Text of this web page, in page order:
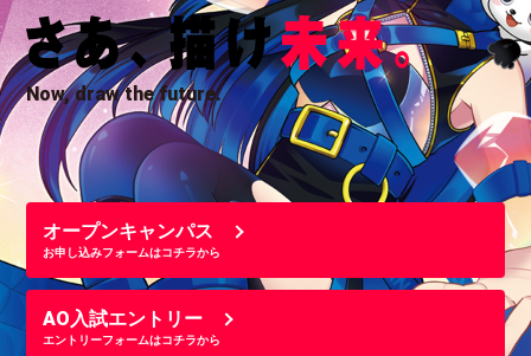
Now, draw the future.
オープンキャンパス
お申し込みフォームはコチラから
AO入試エントリー
エントリーフォームはコチラから